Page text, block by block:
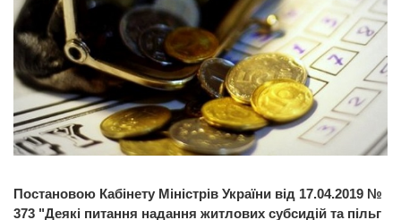
Постановою Кабінету Міністрів України від 17.04.2019 №
373 "Деякі питання надання житлових субсидій та пільг